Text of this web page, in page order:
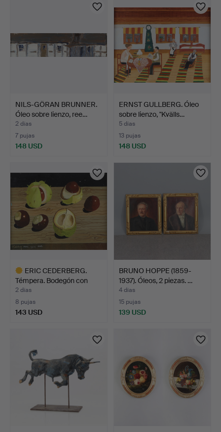
NILS-GÖRAN BRUNNER.
Óleo sobre lienzo, ree…
2 días
7 pujas
148 USD
ERNST GULLBERG. Óleo
sobre lienzo, "Kvälls…
5 días
13 pujas
148 USD
ERIC CEDERBERG.
Témpera. Bodegón con
casta…
2 días
8 pujas
143 USD
BRUNO HOPPE (1859-
1937). Óleos, 2 piezas. …
4 días
15 pujas
139 USD